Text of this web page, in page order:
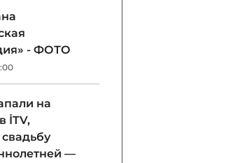
- ФОТО
на
İTV,
—